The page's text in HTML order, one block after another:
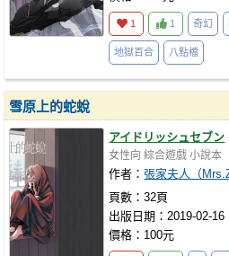
1 1 奇幻
地獄百合 八點檔
雪原上的蛇蛻
アイドリッシュセブン
女性向 綜合遊戲 小說本
作者：張家夫人（
頁數：32頁
出版日期：2019-02-16
價格：100元